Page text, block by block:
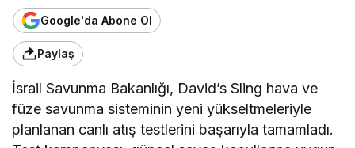
Google'da Abone Ol
Paylaş
İsrail Savunma Bakanlığı, David’s Sling hava ve
füze savunma sisteminin yeni yükseltmeleriyle
planlanan canlı atış testlerini başarıyla tamamladı.